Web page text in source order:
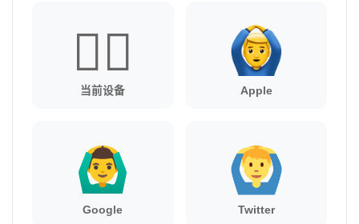
🙆‍♂️
当前设备 Apple
Google Twitter